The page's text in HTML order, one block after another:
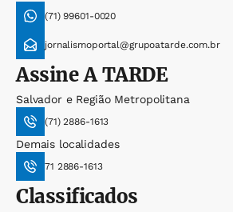
(71) 99601-0020
jornalismoportal@grupoatarde.com.br
AssineA TARDE
Salvador e Região Metropolitana
(71) 2886-1613
Demais localidades
71 2886-1613
Classificados